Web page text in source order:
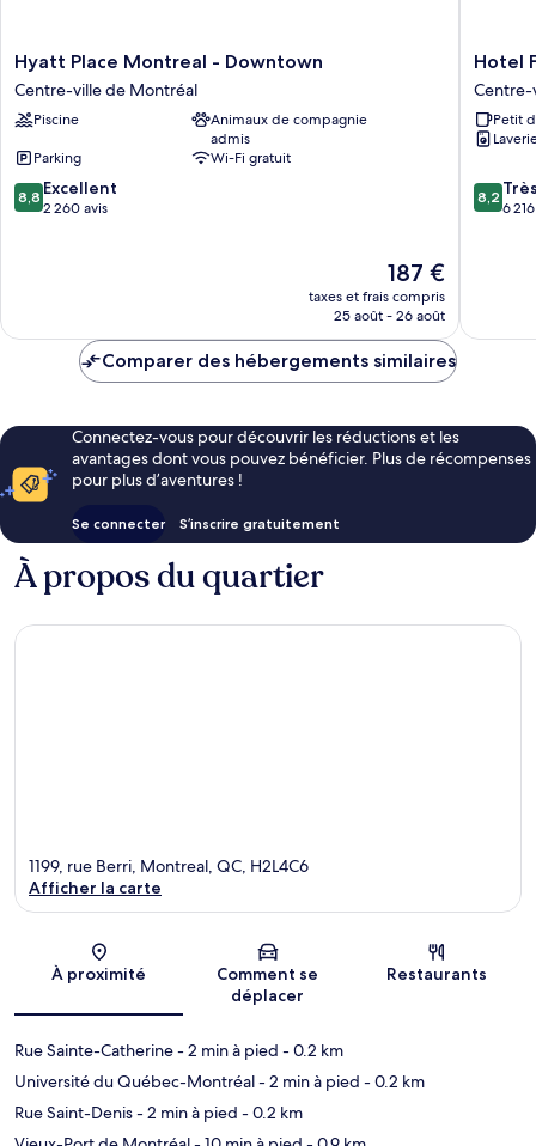
Hyatt
Place
Montreal
-
Centre-
ville
de
Hyatt Place Montreal - Downtown
Centre-ville de Montréal
Piscine
Animaux de compagnie
admis
Parking
Wi-Fi gratuit
8.8
sur
8,8 Excellent
2 260 avis
Le
nouveau
prix
de
187 €
taxes et frais compris
25 août - 26 août
Hotel
Centre-
ville
Hotel
Centre-
Petit
8.2
sur
8,2
6
Comparer des hébergements similaires
Connectez-vous pour découvrir les réductions et les
avantages dont vous pouvez bénéficier. Plus de récompenses
pour plus d’aventures !
Se connecter S’inscrire gratuitement
À propos du quartier
Carte
1199, rue Berri, Montreal, QC, H2L4C6
Afficher la carte
À proximité
Comment se
déplacer
Restaurants
Rue Sainte-Catherine- 2 min à pied - 0.2 km
Université du Québec-Montréal- 2 min à pied - 0.2 km
Rue Saint-Denis- 2 min à pied - 0.2 km